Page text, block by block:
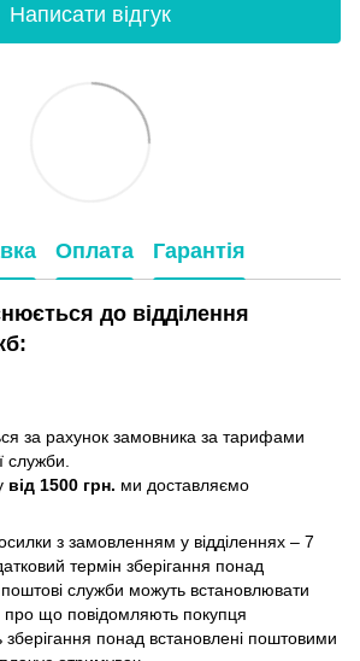
Написати відгук
Оплата Гарантія
до відділення
за рахунок замовника за тарифами
служби.
від 1500 грн. ми доставляємо
з замовленням у відділеннях – 7
термін зберігання понад
служби можуть встановлювати
про що повідомляють покупця
зберігання понад вcтановлені поштовими